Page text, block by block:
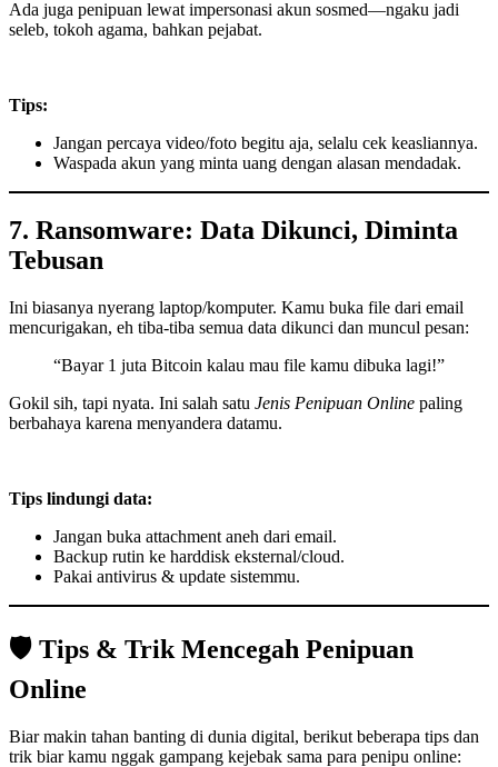
Ada juga penipuan lewat impersonasi akun sosmed—ngaku jadi
seleb, tokoh agama, bahkan pejabat.
Tips:
Jangan percaya video/foto begitu aja, selalu cek keasliannya.
Waspada akun yang minta uang dengan alasan mendadak.
7. Ransomware: Data Dikunci, Diminta
Tebusan
Ini biasanya nyerang laptop/komputer. Kamu buka file dari email
mencurigakan, eh tiba-tiba semua data dikunci dan muncul pesan:
“Bayar 1 juta Bitcoin kalau mau file kamu dibuka lagi!”
Gokil sih, tapi nyata. Ini salah satu Jenis Penipuan Online paling
berbahaya karena menyandera datamu.
Tips lindungi data:
Jangan buka attachment aneh dari email.
Backup rutin ke harddisk eksternal/cloud.
Pakai antivirus & update sistemmu.
🛡️ Tips & Trik Mencegah Penipuan
Online
Biar makin tahan banting di dunia digital, berikut beberapa tips dan
trik biar kamu nggak gampang kejebak sama para penipu online: